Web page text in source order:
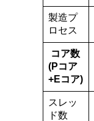
製造プ
ロセス
コア数
(Pコア
+Eコア)
スレッ
ド数